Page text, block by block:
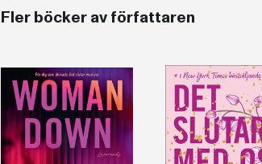
Fler böcker av författaren